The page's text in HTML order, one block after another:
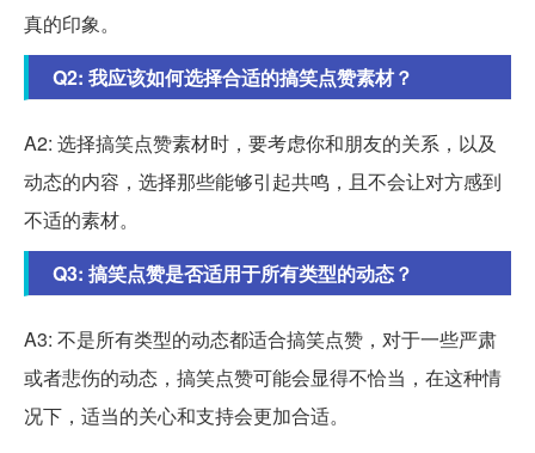
真的印象。
Q2: 我应该如何选择合适的搞笑点赞素材？
A2: 选择搞笑点赞素材时，要考虑你和朋友的关系，以及
动态的内容，选择那些能够引起共鸣，且不会让对方感到
不适的素材。
Q3: 搞笑点赞是否适用于所有类型的动态？
A3: 不是所有类型的动态都适合搞笑点赞，对于一些严肃
或者悲伤的动态，搞笑点赞可能会显得不恰当，在这种情
况下，适当的关心和支持会更加合适。